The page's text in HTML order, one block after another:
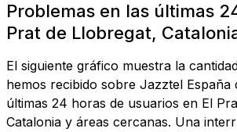
Problemas en las últimas
Prat de Llobregat,
El siguiente gráfico muestra la
hemos recibido sobre Jazztel España
últimas 24 horas de usuarios en El
Catalonia y áreas cercanas. Una